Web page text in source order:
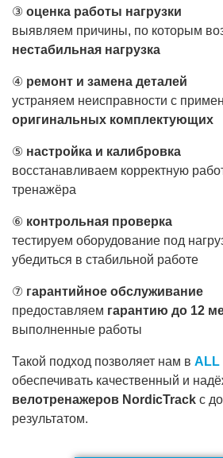
③ оценка работы нагрузки
выявляем причины, по которым
нестабильная нагрузка
④ ремонт и замена деталей
устраняем неисправности с
оригинальных комплектующих
⑤ настройка и калибровка
восстанавливаем корректную
тренажёра
⑥ контрольная проверка
тестируем оборудование под
убедиться в стабильной работе
⑦ гарантийное обслуживание
предоставляем гарантию до 12
выполненные работы
Такой подход позволяет нам в ALL
обеспечивать качественный и
велотренажеров NordicTrack с
результатом.